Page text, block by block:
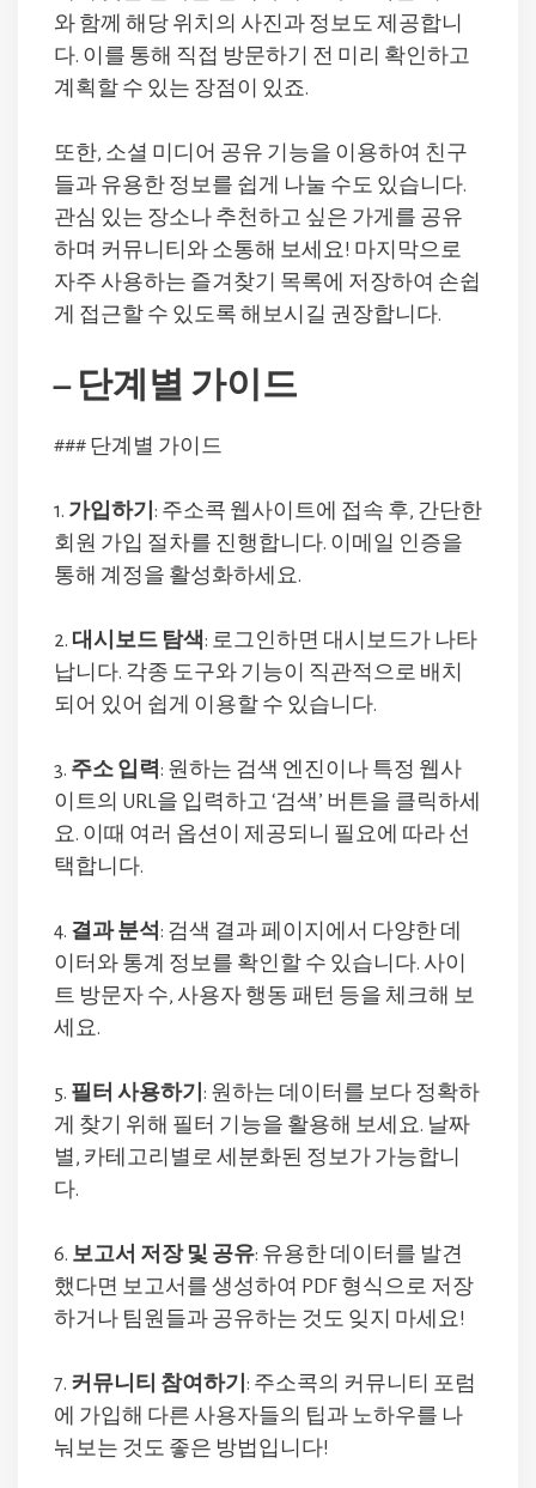
와 함께 해당 위치의 사진과 정보도 제공합니
다. 이를 통해 직접 방문하기 전 미리 확인하고
계획할 수 있는 장점이 있죠.
또한, 소셜 미디어 공유 기능을 이용하여 친구
들과 유용한 정보를 쉽게 나눌 수도 있습니다.
관심 있는 장소나 추천하고 싶은 가게를 공유
하며 커뮤니티와 소통해 보세요! 마지막으로
자주 사용하는 즐겨찾기 목록에 저장하여 손쉽
게 접근할 수 있도록 해보시길 권장합니다.
– 단계별 가이드
### 단계별 가이드
1. 가입하기 : 주소콕 웹사이트에 접속 후, 간단한
회원 가입 절차를 진행합니다. 이메일 인증을
통해 계정을 활성화하세요.
2. 대시보드 탐색: 로그인하면 대시보드가 나타
납니다. 각종 도구와 기능이 직관적으로 배치
되어 있어 쉽게 이용할 수 있습니다.
3. 주소 입력 : 원하는 검색 엔진이나 특정 웹사
이트의 URL을 입력하고 ‘검색’ 버튼을 클릭하세
요. 이때 여러 옵션이 제공되니 필요에 따라 선
택합니다.
4. 결과 분석 : 검색 결과 페이지에서 다양한 데
이터와 통계 정보를 확인할 수 있습니다. 사이
트 방문자 수, 사용자 행동 패턴 등을 체크해 보
세요.
5. 필터 사용하기 : 원하는 데이터를 보다 정확하
게 찾기 위해 필터 기능을 활용해 보세요. 날짜
별, 카테고리별로 세분화된 정보가 가능합니
다.
6. 보고서 저장 및 공유: 유용한 데이터를 발견
했다면 보고서를 생성하여 PDF 형식으로 저장
하거나 팀원들과 공유하는 것도 잊지 마세요!
7. 커뮤니티 참여하기 : 주소콕의 커뮤니티 포럼
에 가입해 다른 사용자들의 팁과 노하우를 나
눠보는 것도 좋은 방법입니다!